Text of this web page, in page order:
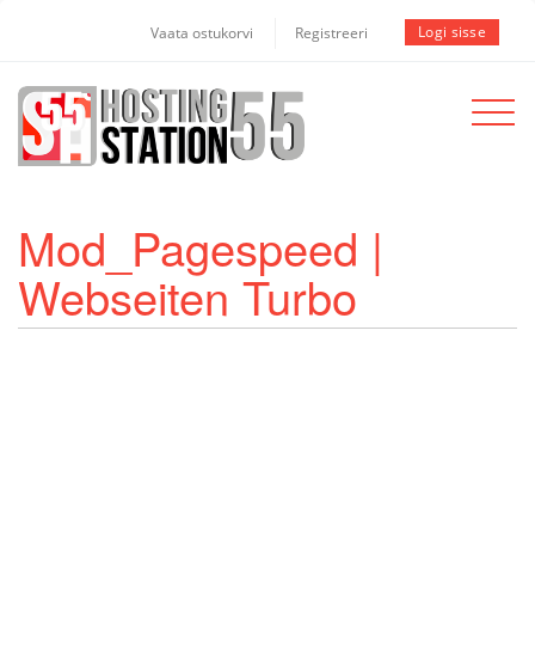
Vaata ostukorvi Registreeri Logi sisse
Toggle
Mod_Pagespeed |
Webseiten Turbo